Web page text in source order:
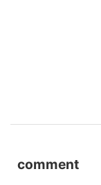
comment